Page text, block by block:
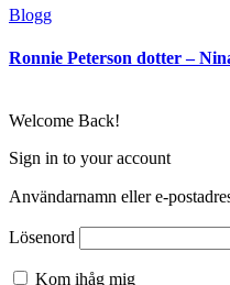
Blogg
Ronnie Peterson dotter –
Welcome Back!
Sign in to your account
Användarnamn eller e-
Lösenord
Kom ihåg mig